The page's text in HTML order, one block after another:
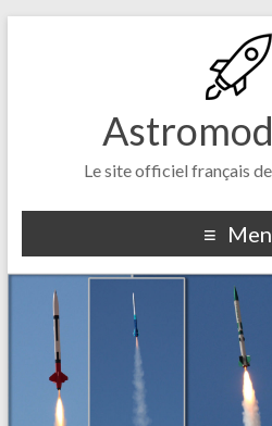
Le site officiel français